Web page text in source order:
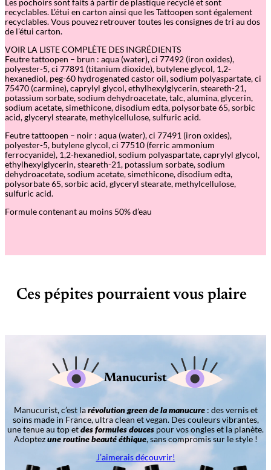
Les pochoirs sont faits à partir de plastique recyclé et sont
recyclables. L’étui en carton ainsi que les Tattoopen sont également
recyclables. Vous pouvez retrouver toutes les consignes de tri au dos
de l’étui carton.
VOIR LA LISTE COMPLÈTE DES INGRÉDIENTS
Feutre tattoopen – brun : aqua (water), ci 77492 (iron oxides),
polyester-5, ci 77891 (titanium dioxide), butylene glycol, 1,2-
hexanediol, peg-60 hydrogenated castor oil, sodium polyaspartate, ci
75470 (carmine), caprylyl glycol, ethylhexylglycerin, steareth-21,
potassium sorbate, sodium dehydroacetate, talc, alumina, glycerin,
sodium acetate, simethicone, disodium edta, polysorbate 65, sorbic
acid, glyceryl stearate, methylcellulose, sulfuric acid.
Feutre tattoopen – noir : aqua (water), ci 77491 (iron oxides),
polyester-5, butylene glycol, ci 77510 (ferric ammonium
ferrocyanide), 1,2-hexanediol, sodium polyaspartate, caprylyl glycol,
ethylhexylglycerin, steareth-21, potassium sorbate, sodium
dehydroacetate, sodium acetate, simethicone, disodium edta,
polysorbate 65, sorbic acid, glyceryl stearate, methylcellulose,
sulfuric acid.
Formule contenant au moins 50% d’eau
Ces pépites pourraient vous plaire
Manucurist
Manucurist, c’est larévolution green de la manucure: des vernis et
soins made in France, ultra clean et vegan. Des couleurs vibrantes,
une tenue au top etdes formules douces pour vos ongles et la planète.
Adoptezune routine beauté éthique, sans compromis sur le style !
J’aimerais découvrir!